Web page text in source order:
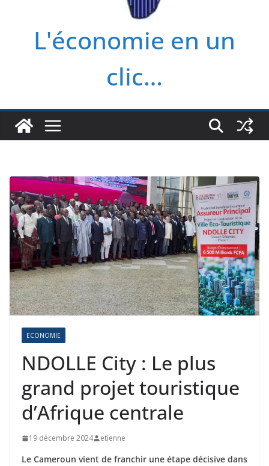
L'économie en un
clic…
ECONOMIE
NDOLLE City : Le plus
grand projet touristique
d’Afrique centrale
19 décembre 2024 etienne
Le Cameroun vient de franchir une étape décisive dans